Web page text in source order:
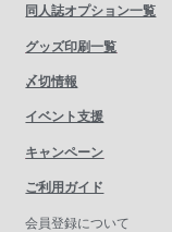
同人誌オプション一覧
グッズ印刷一覧
〆切情報
イベント支援
キャンペーン
ご利用ガイド
会員登録について